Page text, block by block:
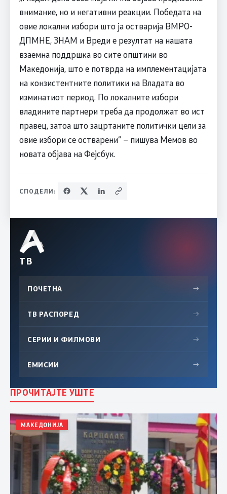
внимание, но и негативни реакции. Победата на
овие локални избори што ја остварија ВМРО-
ДПМНЕ, ЗНАМ и Вреди е резултат на нашата
взаемна поддршка во сите општини во
Македонија, што е потврда на имплементацијата
на конзистентните политики на Владата во
изминатиот период. По локалните избори
владините партнери треба да продолжат во ист
правец, затоа што зацртаните политички цели за
овие избори се остварени“ – пишува Мемов во
новата објава на Фејсбук.
СПОДЕЛИ:
ТВ
ПОЧЕТНА →
ТВ РАСПОРЕД →
СЕРИИ И ФИЛМОВИ →
ЕМИСИИ →
ПРОЧИТАЈТЕ УШТЕ
МАКЕДОНИЈА